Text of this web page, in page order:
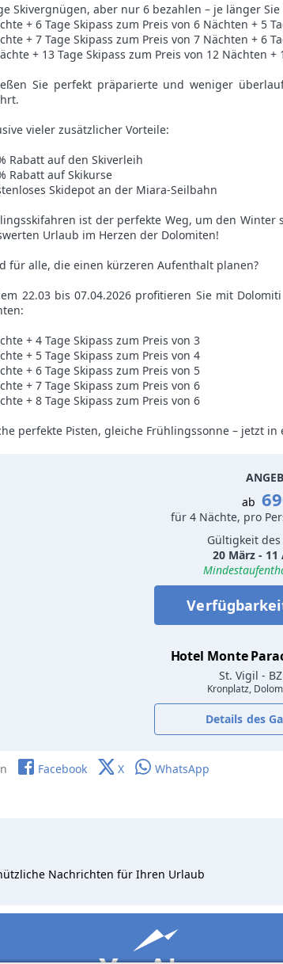
Skivergnügen, aber nur 6 bezahlen – je länger
+ 6 Tage Skipass zum Preis von 6 Nächten + 5
+ 7 Tage Skipass zum Preis von 7 Nächten + 6
+ 13 Tage Skipass zum Preis von 12 Nächten +
Sie perfekt präparierte und weniger
vieler zusätzlicher Vorteile:
Rabatt auf den Skiverleih
Rabatt auf Skikurse
Skidepot an der Miara-Seilbahn
ist der perfekte Weg, um den
Urlaub im Herzen der Dolomiten!
für alle, die einen kürzeren Aufenthalt planen?
22.03 bis 07.04.2026 profitieren Sie mit
+ 4 Tage Skipass zum Preis von 3
+ 5 Tage Skipass zum Preis von 4
+ 6 Tage Skipass zum Preis von 5
+ 7 Tage Skipass zum Preis von 6
+ 8 Tage Skipass zum Preis von 6
perfekte Pisten, gleiche Frühlingssonne – jetzt
ab
für 4 Nächte, pro
Gültigkeit
20 März - 11
Hotel Monte
St. Vigil -
Kronplatz,
Details des
Facebook X WhatsApp
Nachrichten für Ihren Urlaub